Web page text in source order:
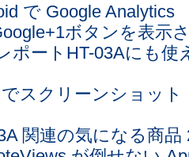
で Google Analytics
ボタンを表示
ポートHT-03Aにも
スクリーンショッ
関連の気になる商品